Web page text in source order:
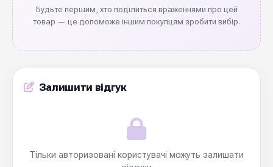
Будьте першим, хто поділиться враженнями про цей
товар — це допоможе іншим покупцям зробити вибір.
Залишити відгук
Тільки авторизовані користувачі можуть залишати